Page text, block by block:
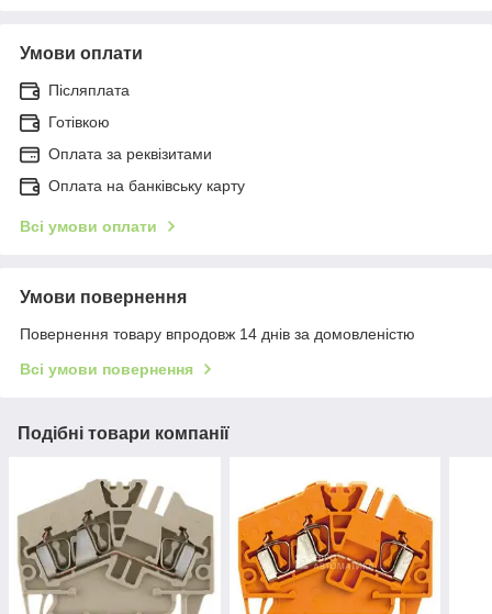
Умови оплати
Післяплата
Готівкою
Оплата за реквізитами
Оплата на банківську карту
Всі умови оплати
Умови повернення
Повернення товару впродовж 14 днів за домовленістю
Всі умови повернення
Подібні товари компанії